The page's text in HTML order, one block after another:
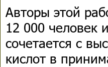
Авторы этой
12 000 человек
сочетается с
кислот в